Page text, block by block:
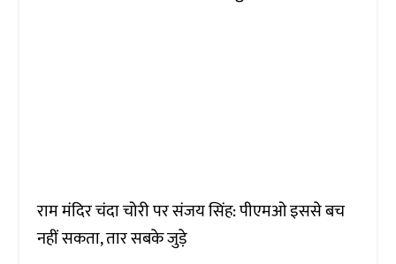
राम मंदिर चंदा चोरी पर संजय सिंह: पीएमओ इससे बच
नहीं सकता, तार सबके जुड़े